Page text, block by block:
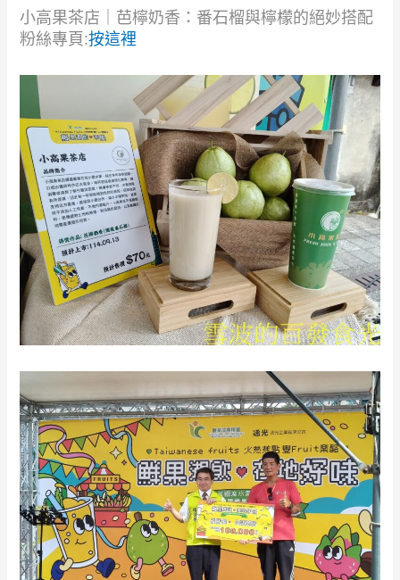
小高果茶店｜芭檸奶香：番石榴與檸檬的絕妙搭配
粉絲專頁:按這裡